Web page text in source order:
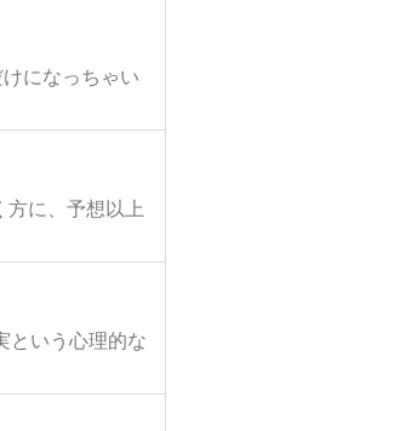
になっちゃい
方に、予想以上
という心理的な